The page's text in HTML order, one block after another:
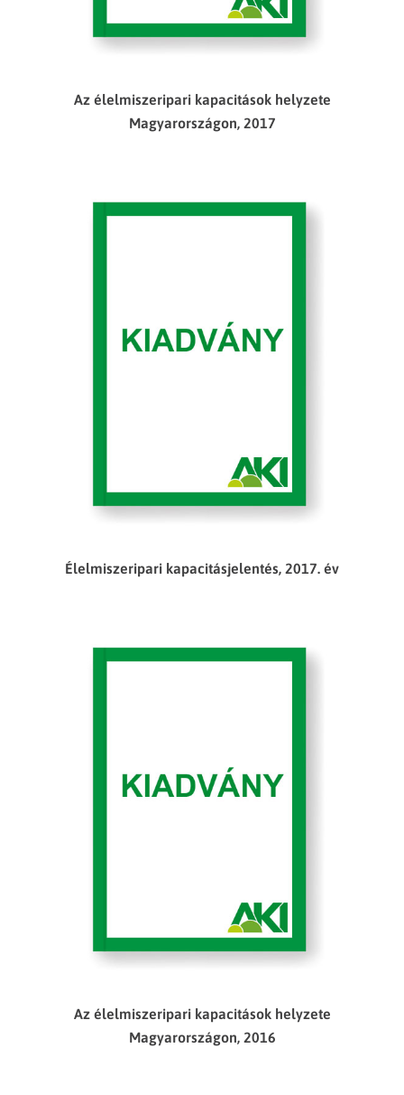
Az élelmiszeripari kapacitások helyzete
Magyarországon, 2017
Élelmiszeripari kapacitásjelentés, 2017. év
Az élelmiszeripari kapacitások helyzete
Magyarországon, 2016